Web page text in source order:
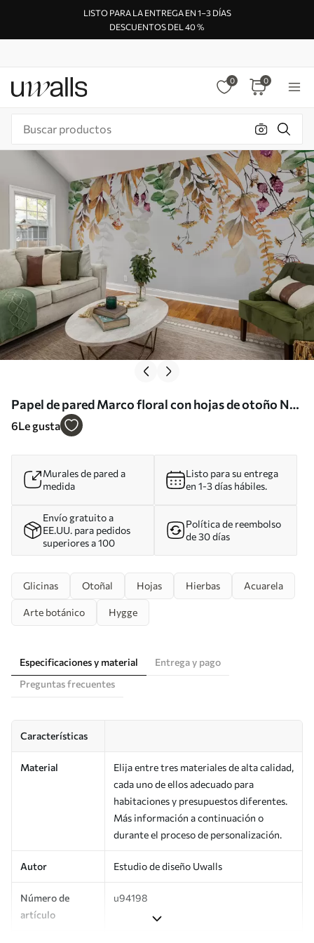
LISTO PARA LA ENTREGA EN 1–3 DÍAS
DESCUENTOS DEL 40 %
0 0
Papel de pared Marco floral con hojas de otoño Nr.
u94198
6Le gusta
Murales de pared a
medida
Listo para su entrega
en 1-3 días hábiles.
Envío gratuito a
EE.UU. para pedidos
superiores a 100
Política de reembolso
de 30 días
Glicinas Otoñal Hojas Hierbas Acuarela
Arte botánico Hygge
Especificaciones y material
Entrega y pago
Preguntas frecuentes
Características
Material
Elija entre tres materiales de alta calidad,
cada uno de ellos adecuado para
habitaciones y presupuestos diferentes.
Más información a continuación o
durante el proceso de personalización.
Autor Estudio de diseño Uwalls
Número de
artículo
u94198